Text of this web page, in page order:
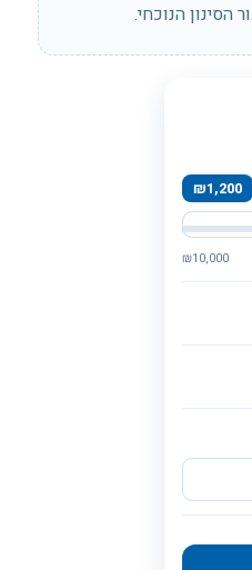
הסינון הנוכחי.
₪1,200
₪10,000